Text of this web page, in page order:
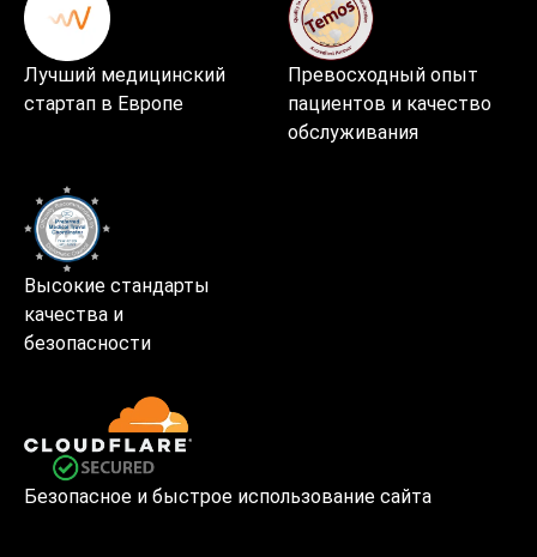
Лучший медицинский
стартап в Европе
Превосходный опыт
пациентов и качество
обслуживания
Высокие стандарты
качества и
безопасности
Безопасное и быстрое использование сайта